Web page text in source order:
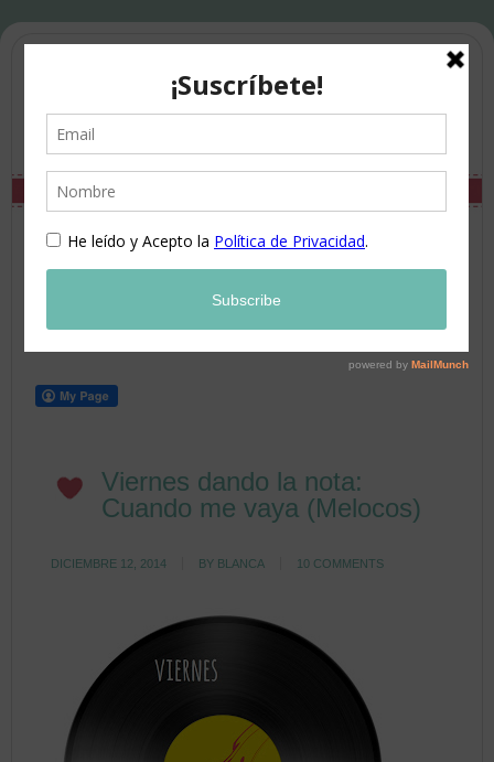
Viernes dando la nota:
Cuando me vaya (Melocos)
DICIEMBRE 12, 2014 BY BLANCA 10 COMMENTS